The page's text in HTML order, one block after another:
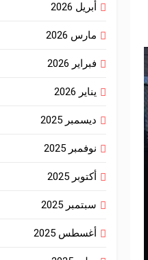
أبريل 2026
مارس 2026
فبراير 2026
يناير 2026
ديسمبر 2025
نوفمبر 2025
أكتوبر 2025
سبتمبر 2025
أغسطس 2025